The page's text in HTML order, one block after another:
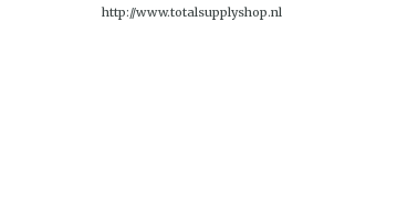
http://www.totalsupplyshop.nl